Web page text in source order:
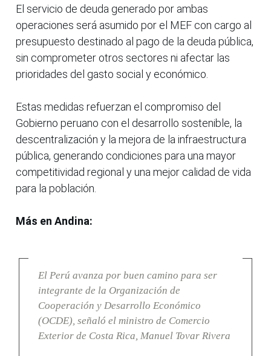
El servicio de deuda generado por ambas
operaciones será asumido por el MEF con cargo al
presupuesto destinado al pago de la deuda pública,
sin comprometer otros sectores ni afectar las
prioridades del gasto social y económico.
Estas medidas refuerzan el compromiso del
Gobierno peruano con el desarrollo sostenible, la
descentralización y la mejora de la infraestructura
pública, generando condiciones para una mayor
competitividad regional y una mejor calidad de vida
para la población.
Más en Andina:
El Perú avanza por buen camino para ser
integrante de la Organización de
Cooperación y Desarrollo Económico
(OCDE), señaló el ministro de Comercio
Exterior de Costa Rica, Manuel Tovar Rivera